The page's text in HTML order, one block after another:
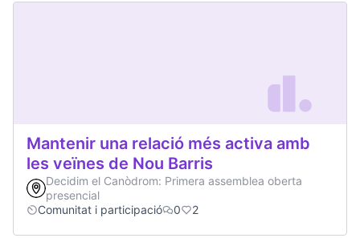
Mantenir una relació més activa amb
les veïnes de Nou Barris
Decidim el Canòdrom: Primera assemblea oberta
presencial
Comunitat i participació
0 2